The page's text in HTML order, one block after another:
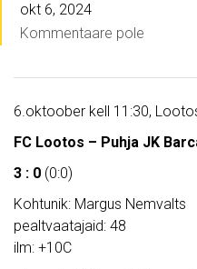
okt 6, 2024
Kommentaare pole
6.oktoober kell 11:30,
FC Lootos – Puhja JK
3 : 0 (0:0)
Kohtunik: Margus Nemvalts
pealtvaatajaid: 48
ilm: +10C